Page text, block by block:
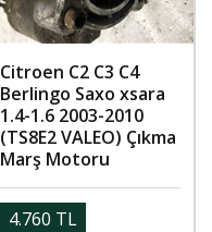
Citroen C2 C3 C4
Berlingo Saxo xsara
1.4-1.6 2003-2010
(TS8E2 VALEO) Çıkma
Marş Motoru
4.760 TL